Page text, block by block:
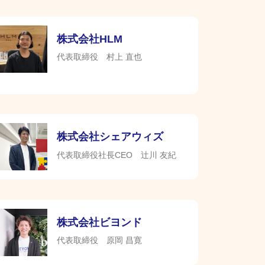
株式会社HLM
代表取締役 村上 直也
株式会社シェアウィズ
代表取締役社長CEO 辻川 友紀
株式会社ビヨンド
代表取締役 原岡 昌寛